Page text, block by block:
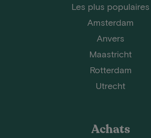
Les plus populaires
Amsterdam
Anvers
Maastricht
Rotterdam
Utrecht
Achats